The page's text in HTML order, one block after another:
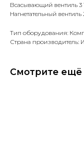
Всасывающий вентиль 3
Нагнетательный вентиль
Тип оборудования:
Страна производитель:
Смотрите ещё